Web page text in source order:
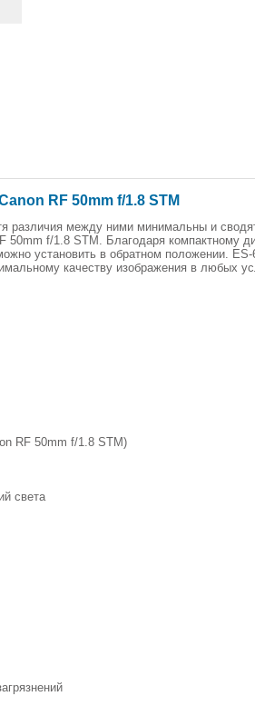
RF 50mm f/1.8 STM
различия между ними минимальны и
f/1.8 STM. Благодаря компактному
установить в обратном положении.
качеству изображения в любых
RF 50mm f/1.8 STM)
света